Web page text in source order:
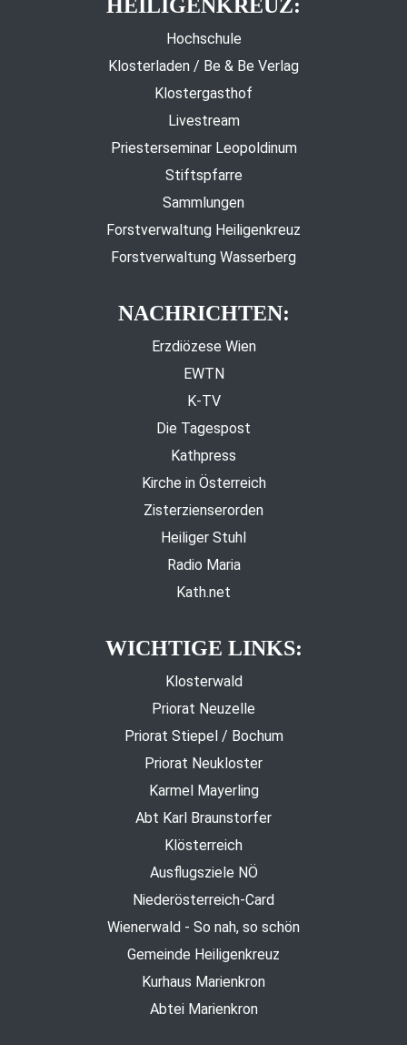
HEILIGENKREUZ:
Hochschule
Klosterladen / Be & Be Verlag
Klostergasthof
Livestream
Priesterseminar Leopoldinum
Stiftspfarre
Sammlungen
Forstverwaltung Heiligenkreuz
Forstverwaltung Wasserberg
NACHRICHTEN:
Erzdiözese Wien
EWTN
K-TV
Die Tagespost
Kathpress
Kirche in Österreich
Zisterzienserorden
Heiliger Stuhl
Radio Maria
Kath.net
WICHTIGE LINKS:
Klosterwald
Priorat Neuzelle
Priorat Stiepel / Bochum
Priorat Neukloster
Karmel Mayerling
Abt Karl Braunstorfer
Klösterreich
Ausflugsziele NÖ
Niederösterreich-Card
Wienerwald - So nah, so schön
Gemeinde Heiligenkreuz
Kurhaus Marienkron
Abtei Marienkron